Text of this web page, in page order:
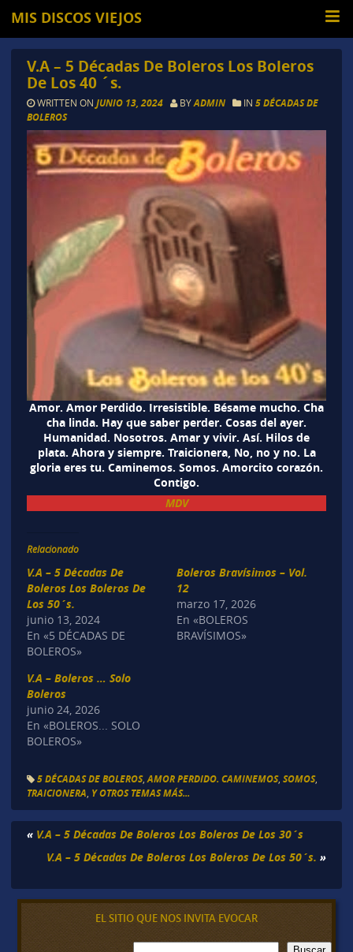
MIS DISCOS VIEJOS
V.A – 5 Décadas De Boleros Los Boleros
De Los 40 ´s.
WRITTEN ON JUNIO 13, 2024 BYADMIN IN 5 DÉCADAS DE
BOLEROS
Amor. Amor Perdido. Irresistible. Bésame mucho. Cha
cha linda. Hay que saber perder. Cosas del ayer.
Humanidad. Nosotros. Amar y vivir. Así. Hilos de
plata. Ahora y siempre. Traicionera, No, no y no. La
gloria eres tu. Caminemos. Somos. Amorcito corazón.
Contigo.
MDV
Relacionado
V.A – 5 Décadas De
Boleros Los Boleros De
Los 50´s.
junio 13, 2024
En «5 DÉCADAS DE
BOLEROS»
Boleros Bravísimos – Vol.
12
marzo 17, 2026
En «BOLEROS
BRAVÍSIMOS»
V.A – Boleros … Solo
Boleros
junio 24, 2026
En «BOLEROS... SOLO
BOLEROS»
5 DÉCADAS DE BOLEROS, AMOR PERDIDO. CAMINEMOS, SOMOS,
TRAICIONERA Y OTROS TEMAS MÁS...
« V.A – 5 Décadas De Boleros Los Boleros De Los 30´s
V.A – 5 Décadas De Boleros Los Boleros De Los 50´s. »
EL SITIO QUE NOS INVITA EVOCAR
B